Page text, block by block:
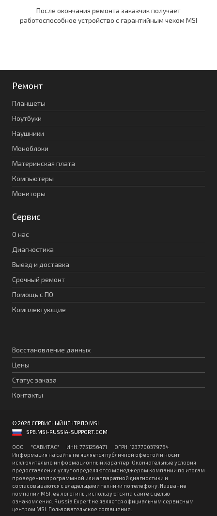
После окончания ремонта заказчик получает
работоспособное устройство c гарантийным чеком MSI
Ремонт
Планшеты
Ноутбуки
Наушники
Моноблоки
Материнская плата
Компьютеры
Мониторы
Сервис
О нас
Диагностика
Выезд и доставка
Срочный ремонт
Помощь с ПО
Комплектующие
Восстановление данных
Цены
Статус заказа
Контакты
© 2026 СЕРВИСНЫЙ ЦЕНТР ПО MSI
SPB.MSI-RUSSIA-SUPPORT.COM
ООО "CАВИТAC" ИНН: 7751256471 ОГPН: 1237700379784
Информация на сайте не является публичной офертой и носит
исключительно информационный характер. Окончательные условия
предоставления услуг определяются менеджером компании по итогам
проведения программной или аппаратной диагностики и
согласовываются с владельцами техники по телефону. Название
компании MSI, ее логотипы, используются на сайте с целью
ознакомления. Russia Expert не является официальным сервисным
центром MSI. Пользовательское соглашение